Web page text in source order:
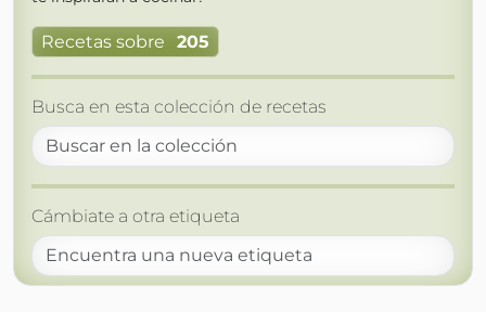
Recetas sobre 205
Busca en esta colección de recetas
Cámbiate a otra etiqueta